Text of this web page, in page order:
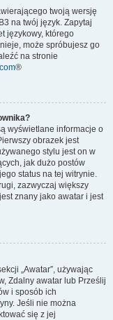
twoją wersję
na twój język. Zapytaj
językowy, którego
może spróbujesz go
na stronie
®
wyświetlane informacje o
obrazek jest
stylu jest on w
jak dużo postów
status na tej witrynie.
zazwyczaj większy
znany jako awatar i jest
„Awatar”, używając
Zdalny awatar lub Prześlij
i sposób ich
Jeśli nie można
się z jej